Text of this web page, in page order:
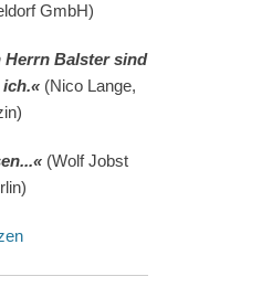
GmbH)
Balster sind
(Nico Lange,
(Wolf Jobst